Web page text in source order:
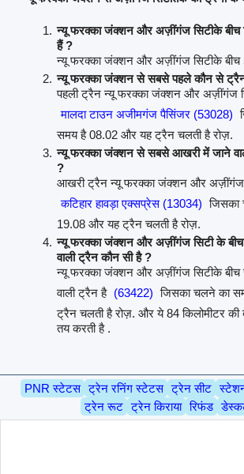
न्यू फरक्का जंक्शन और अज़ींगंज सिटीके बीच
हैं ?
न्यू फरक्का जंक्शन और अज़ींगंज सिटीके बीच
न्यू फरक्का जंक्शन से सबसे पहले कौन से
पहली ट्रैन न्यू फरक्का जंक्शन और अज़ींगंज
मालदा टाउन अजीमगंज पैसिंजर (53028)
समय है 08.02 और यह ट्रैन चलती है रोज़.
न्यू फरक्का जंक्शन से सबसे आखरी में जाने
?
आखरी ट्रैन न्यू फरक्का जंक्शन और अज़ींगंज
कटिहार हावड़ा एक्सप्रेस (13034) जिसका
19.08 और यह ट्रैन चलती है रोज़.
न्यू फरक्का जंक्शन और अज़ींगंज सिटी के
वाली ट्रैन कौन सी है ?
न्यू फरक्का जंक्शन और अज़ींगंज सिटीके
वाली ट्रैन है (63422) जिसका चलने का
ट्रैन चलती है रोज़. और ये 84 किलोमीटर की
तय करती है .
PNR स्टेटस ट्रेन रनिंग स्टेटस ट्रेन सीट
ट्रेन रूट ट्रेन किराया रिफंड